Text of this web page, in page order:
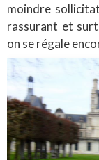
moindre
rassurant et
on se régale